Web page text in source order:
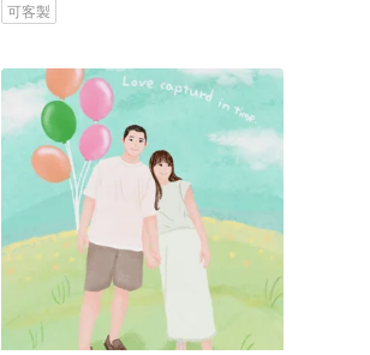
可客製